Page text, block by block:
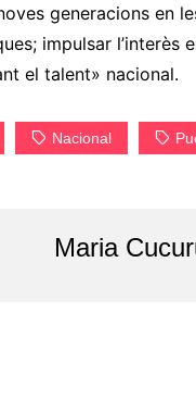
generacions en
impulsar l’interès
el talent» nacional.
Nacional
Maria